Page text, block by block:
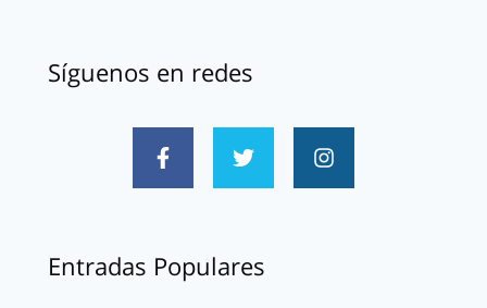
Síguenos en redes
Entradas Populares